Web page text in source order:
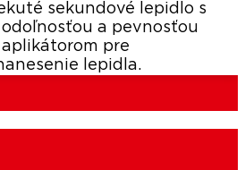
sekundové lepidlo s
a pevnosťou
pre
lepidla.